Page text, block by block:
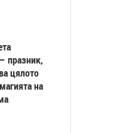
празник,
цялото
на